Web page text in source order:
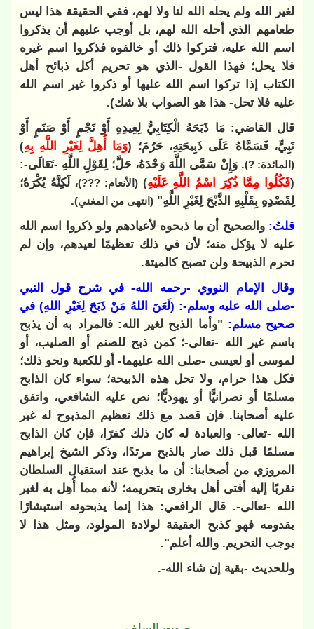
لغير الله ولم يحله الله لنا ولا لهم، ففي الحقيقة هذا ليس
طعامهم الذي أحله الله لهم، بل أوجب عليهم أن يذكروا
اسم الله عليه، فتركوا ذلك أو خالفوه فذكروا اسم غيره
فلا يحل؛ فهذا القول -الذي هو تحريم أكل ذبائح أهل
الكتاب إذا تركوا اسم الله عليها أو ذكروا غير اسم الله
عليه فلا تحل- هذا هو الصواب بلا شك).
قال القاضي: مَا ذَبَحَهُ الْكِتَابِيُّ لِعِيدِهِ أَوْ نَجْمٍ أَوْ صَنَمٍ أَوْ
نَبِيٍّ، فَسَمَّاهُ عَلَى ذَبِيحَتِهِ، حَرُمَ؛ (وَمَا أُهِلَّ لِغَيْرِ اللَّهِ بِهِ)
(المائدة: ?). وَإِنْ سَمَّى اللَّهَ وَحْدَهُ، حَلَّ؛ لِقَوْلِ اللَّهِ -تَعَالَى-:
(فَكُلُوا مِمَّا ذُكِرَ اسْمُ اللَّهِ عَلَيْهِ) (الأنعام: ???)، لَكِنَّهُ يُكْرَهُ؛
لِقَصْدِهِ بِقَلْبِهِ الذَّبْحَ لِغَيْرِ اللَّهِ" (انتهى من المغني).
قلتُ:والصحيح أن ما ذبحوه لأعيادهم ولو ذكروا اسم الله
عليه لا يؤكل منه؛ لأن في ذلك تعظيمًا لعيدهم، وإن لم
تحرم الذبيحة ولن تصبح كالميتة.
وقال الإمام النووي -رحمه الله- في شرح قول النبي
-صلى الله عليه وسلم-: (‌لَعَنَ ‌اللهُ ‌مَنْ ‌ذَبَحَ ‌لِغَيْرِ ‌اللهِ) في
صحيح مسلم: "وأما الذبح لغير الله: فالمراد به أن يذبح
باسم غير الله -تعالى-؛ كمن ذبح للصنم أو الصليب، أو
لموسى أو لعيسى -صلى الله عليهما- أو للكعبة ونحو ذلك؛
فكل هذا حرام، ولا تحل هذه الذبيحة؛ سواء كان الذابح
مسلمًا أو نصرانيًّا أو يهوديًّا؛ نص عليه الشافعي، واتفق
عليه أصحابنا. فإن قصد مع ذلك تعظيم المذبوح له غير
الله -تعالى- والعبادة له كان ذلك كفرًا، فإن كان الذابح
مسلمًا قبل ذلك صار بالذبح مرتدًا، وذكر الشيخ إبراهيم
المروزي من أصحابنا: أن ما يذبح عند استقبال السلطان
تقربًا إليه أفتى أهل بخارى بتحريمه؛ لأنه مما أُهِل به لغير
الله -تعالى-. قال الرافعي: هذا إنما يذبحونه استبشارًا
بقدومه فهو كذبح العقيقة لولادة المولود، ومثل هذا لا
يوجب التحريم. والله أعلم".
وللحديث -بقية إن شاء الله-.